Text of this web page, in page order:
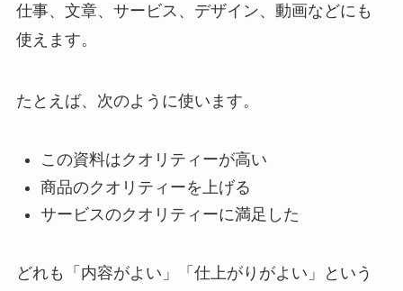
仕事、文章、サービス、デザイン、動画などにも
使えます。
たとえば、次のように使います。
この資料はクオリティーが高い
商品のクオリティーを上げる
サービスのクオリティーに満足した
どれも「内容がよい」「仕上がりがよい」という